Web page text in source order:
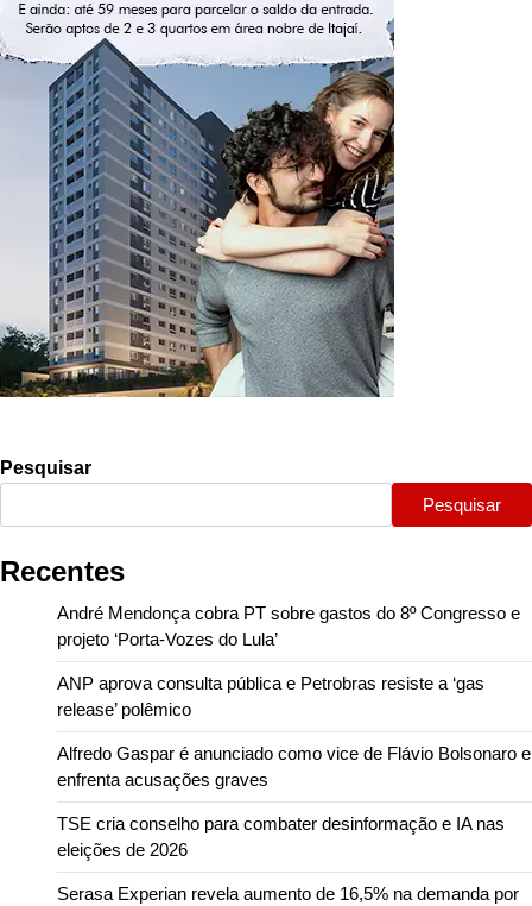
Pesquisar
Pesquisar
Recentes
André Mendonça cobra PT sobre gastos do 8º Congresso e
projeto ‘Porta-Vozes do Lula’
ANP aprova consulta pública e Petrobras resiste a ‘gas
release’ polêmico
Alfredo Gaspar é anunciado como vice de Flávio Bolsonaro e
enfrenta acusações graves
TSE cria conselho para combater desinformação e IA nas
eleições de 2026
Serasa Experian revela aumento de 16,5% na demanda por